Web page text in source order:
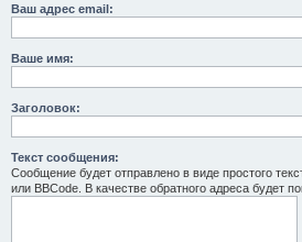
Ваш адрес email:
Ваше имя:
Заголовок:
Текст сообщения:
Сообщение будет отправлено в виде простого
или BBCode. В качестве обратного адреса будет